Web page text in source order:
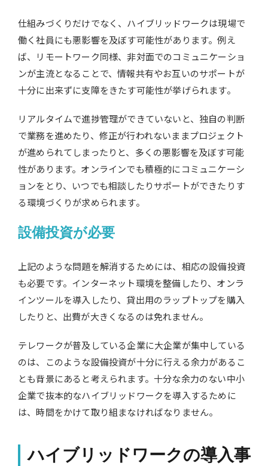
仕組みづくりだけでなく、ハイブリッドワークは現場で
働く社員にも悪影響を及ぼす可能性があります。例え
ば、リモートワーク同様、非対面でのコミュニケーショ
ンが主流となることで、情報共有やお互いのサポートが
十分に出来ずに支障をきたす可能性が挙げられます。
リアルタイムで進捗管理ができていないと、独自の判断
で業務を進めたり、修正が行われないままプロジェクト
が進められてしまったりと、多くの悪影響を及ぼす可能
性があります。オンラインでも積極的にコミュニケーシ
ョンをとり、いつでも相談したりサポートができたりす
る環境づくりが求められます。
設備投資が必要
上記のような問題を解消するためには、相応の設備投資
も必要です。インターネット環境を整備したり、オンラ
インツールを導入したり、貸出用のラップトップを購入
したりと、出費が大きくなるのは免れません。
テレワークが普及している企業に大企業が集中している
のは、このような設備投資が十分に行える余力があるこ
とも背景にあると考えられます。十分な余力のない中小
企業で抜本的なハイブリッドワークを導入するために
は、時間をかけて取り組まなければなりません。
ハイブリッドワークの導入事